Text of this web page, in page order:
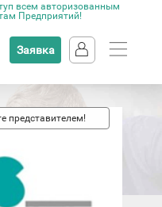
всем авторизованным
Предприятий!
Заявка
представителем!